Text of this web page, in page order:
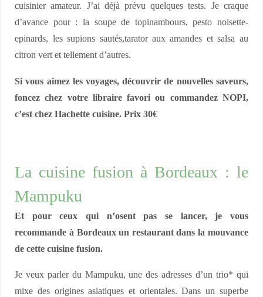
cuisinier amateur. J’ai déjà prévu quelques tests. Je craque
d’avance pour : la soupe de topinambours, pesto noisette-
epinards, les supions sautés,tarator aux amandes et salsa au
citron vert et tellement d’autres.
Si vous aimez les voyages, découvrir de nouvelles saveurs,
foncez chez votre libraire favori ou commandez NOPI,
c’est chez Hachette cuisine. Prix 30€
La cuisine fusion à Bordeaux : le
Mampuku
Et pour ceux qui n’osent pas se lancer, je vous
recommande à Bordeaux un restaurant dans la mouvance
de cette cuisine fusion.
Je veux parler du Mampuku, une des adresses d’un trio* qui
mixe des origines asiatiques et orientales. Dans un superbe